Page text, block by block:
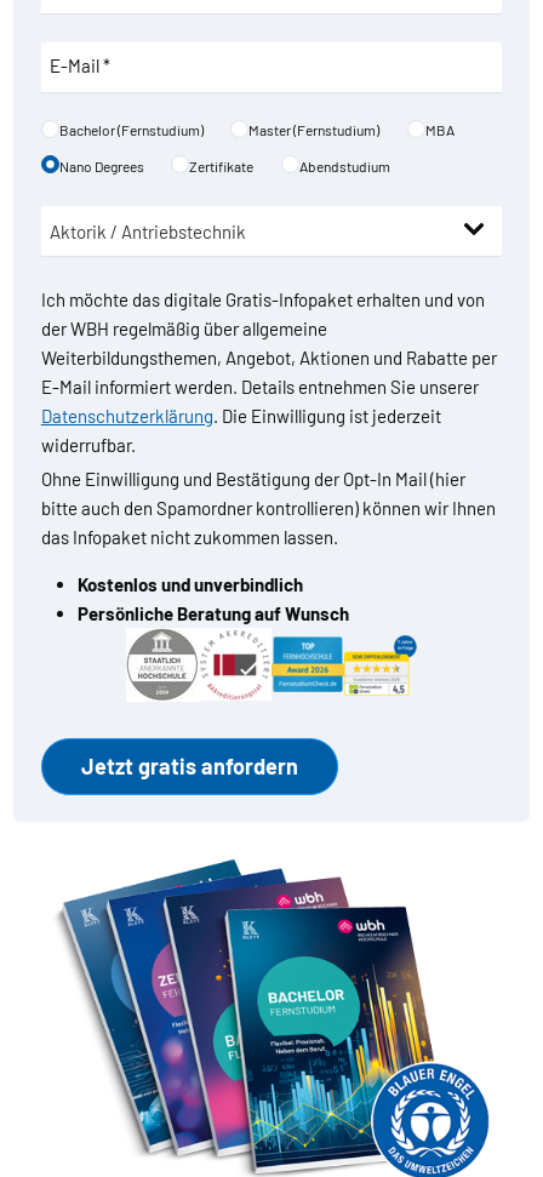
E-Mail *
Bachelor (Fernstudium) Master (Fernstudium) MBA
Nano Degrees Zertifikate Abendstudium
Ich möchte das digitale Gratis-Infopaket erhalten und von
der WBH regelmäßig über allgemeine
Weiterbildungsthemen, Angebot, Aktionen und Rabatte per
E-Mail informiert werden. Details entnehmen Sie unserer
Datenschutzerklärung. Die Einwilligung ist jederzeit
widerrufbar.
Ohne Einwilligung und Bestätigung der Opt-In Mail (hier
bitte auch den Spamordner kontrollieren) können wir Ihnen
das Infopaket nicht zukommen lassen.
Kostenlos und unverbindlich
Persönliche Beratung auf Wunsch